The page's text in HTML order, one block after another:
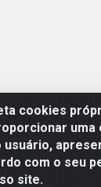
cookies
uma
usuário,
com o seu
site.
- Av. Durval de
- Maceió/AL -
08.072.649/0001-20